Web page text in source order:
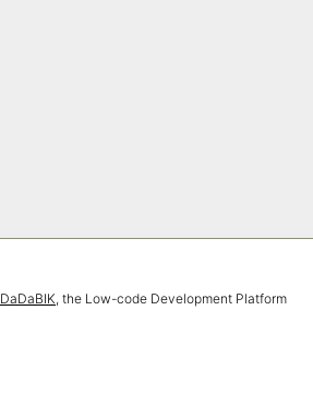
DaDaBIK, the Low-code Development Platform